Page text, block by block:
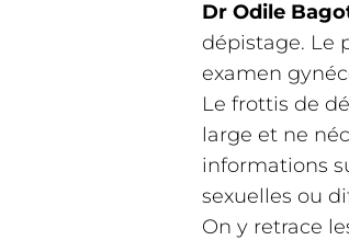
Dr Odile
dépistage. Le
examen
Le frottis de
large et ne
informations
sexuelles ou
On y retrace